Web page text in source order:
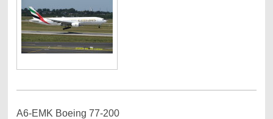
A6-EMK Boeing 77-200